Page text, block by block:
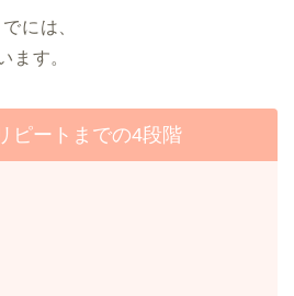
には、
ます。
ピートまでの4段階